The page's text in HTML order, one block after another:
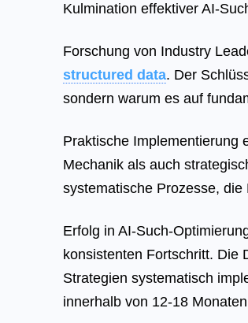
Kulmination effektiver AI-
Forschung von Industry
structured data. Der
sondern warum es auf
Praktische Implementierung
Mechanik als auch
systematische Prozesse,
Erfolg in AI-Such-
konsistenten Fortschritt. Die
Strategien systematisch
innerhalb von 12-18